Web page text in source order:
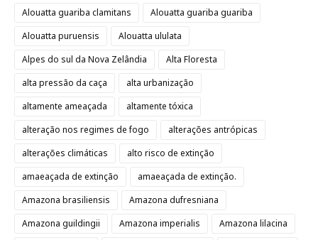
Alouatta guariba clamitans
Alouatta guariba guariba
Alouatta puruensis
Alouatta ululata
Alpes do sul da Nova Zelândia
Alta Floresta
alta pressão da caça
alta urbanização
altamente ameaçada
altamente tóxica
alteração nos regimes de fogo
alterações antrópicas
alterações climáticas
alto risco de extinção
amaeaçada de extinção
amaeaçada de extinção.
Amazona brasiliensis
Amazona dufresniana
Amazona guildingii
Amazona imperialis
Amazona lilacina